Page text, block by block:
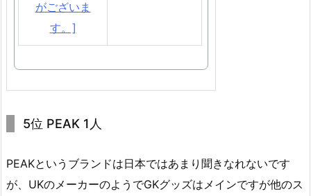
5位 PEAK 1人
PEAKというブランドは日本ではあまり聞きなれないです
が、UKのメーカーのようでGKグッズはメインですが他のス